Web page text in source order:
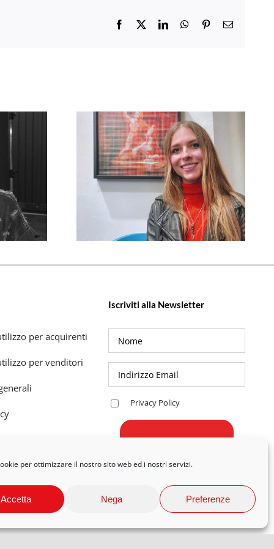
per ottimizzare il nostro sito web ed i nostri servizi.
Accetta Nega Preferenze
Facebook
X LinkedInWhatsApp
PinterestEmail
per acquirenti
per venditori
Iscriviti alla Newsletter
Privacy Policy